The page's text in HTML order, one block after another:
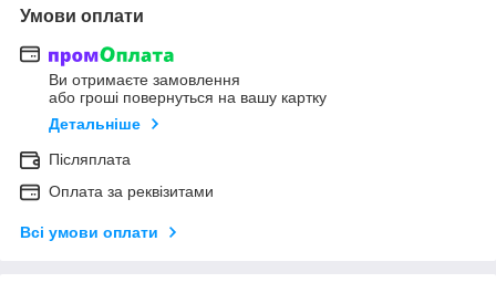
Умови оплати
Ви отримаєте замовлення
або гроші повернуться на вашу картку
Детальніше
Післяплата
Оплата за реквізитами
Всі умови оплати